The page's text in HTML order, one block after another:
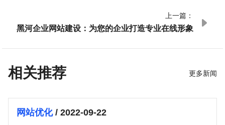
上一篇：
黑河企业网站建设：为您的企业打造专业在线形象

相关推荐 更多新闻
网站优化/ 2022-09-22